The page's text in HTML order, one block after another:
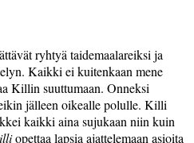
ryhtyä taidemaalareiksi ja
Kaikki ei kuitenkaan mene
Killin suuttumaan. Onneksi
jälleen oikealle polulle. Killi
kaikki aina sujukaan niin kuin
opettaa lapsia ajattelemaan asioita